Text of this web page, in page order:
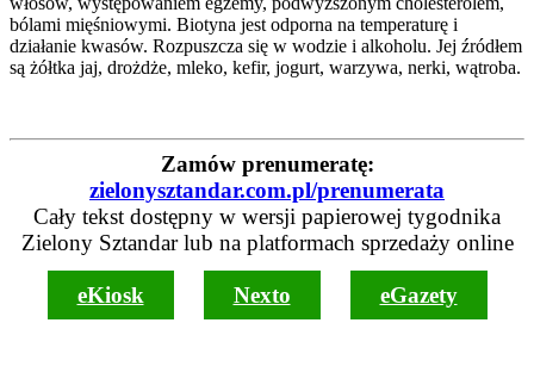
bólami mięśniowymi. Biotyna jest odporna na temperaturę i
działanie kwasów. Rozpuszcza się w wodzie i alkoholu. Jej źródłem
są żółtka jaj, drożdże, mleko, kefir, jogurt, warzywa, nerki, wątroba.
Zamów prenumeratę:
zielonysztandar.com.pl/prenumerata
Cały tekst dostępny w wersji papierowej tygodnika
Zielony Sztandar lub na platformach sprzedaży online
eKiosk Nexto eGazety